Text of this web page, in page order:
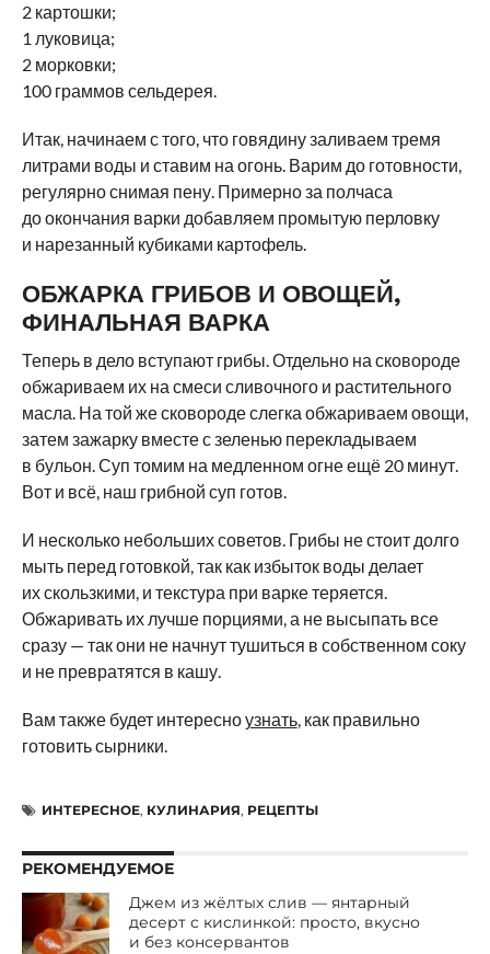
2 картошки;
1 луковица;
2 морковки;
100 граммов сельдерея.
Итак, начинаем с того, что говядину заливаем тремя
литрами воды и ставим на огонь. Варим до готовности,
регулярно снимая пену. Примерно за полчаса
до окончания варки добавляем промытую перловку
и нарезанный кубиками картофель.
ОБЖАРКА ГРИБОВ И ОВОЩЕЙ,
ФИНАЛЬНАЯ ВАРКА
Теперь в дело вступают грибы. Отдельно на сковороде
обжариваем их на смеси сливочного и растительного
масла. На той же сковороде слегка обжариваем овощи,
затем зажарку вместе с зеленью перекладываем
в бульон. Суп томим на медленном огне ещё 20 минут.
Вот и всё, наш грибной суп готов.
И несколько небольших советов. Грибы не стоит долго
мыть перед готовкой, так как избыток воды делает
их скользкими, и текстура при варке теряется.
Обжаривать их лучше порциями, а не высыпать все
сразу — так они не начнут тушиться в собственном соку
и не превратятся в кашу.
Вам также будет интересноузнать, как правильно
готовить сырники.
ИНТЕРЕСНОЕ, КУЛИНАРИЯ, РЕЦЕПТЫ
РЕКОМЕНДУЕМОЕ
Джем из жёлтых слив — янтарный
десерт с кислинкой: просто, вкусно
и без консервантов